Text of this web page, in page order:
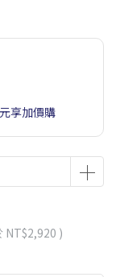
享加價購
NT$2,920 )